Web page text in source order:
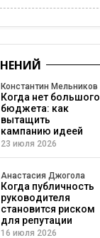
Константин Мельников
Когда нет большого
бюджета: как
вытащить
кампанию идеей
23 июля 2026
Анастасия Джогола
Когда публичность
руководителя
становится риском
для репутации
16 июля 2026